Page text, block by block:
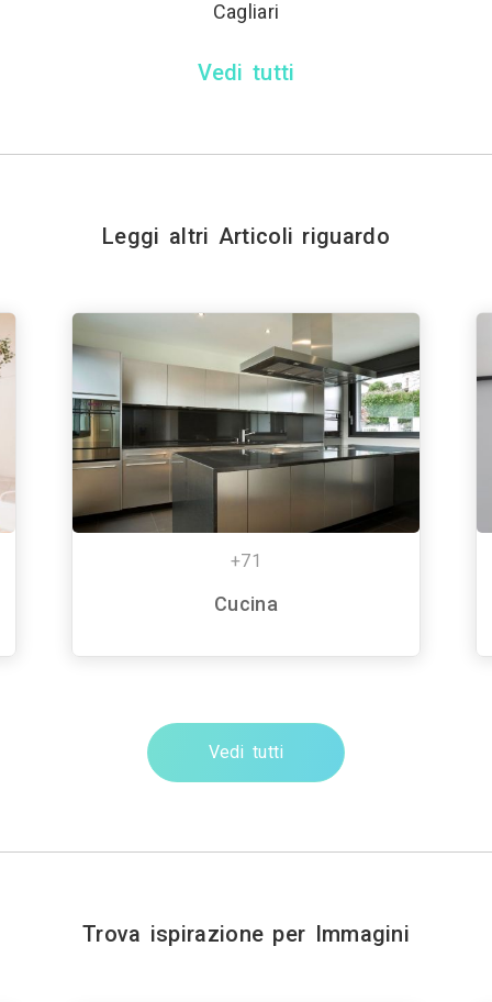
Cagliari
Vedi tutti
Leggi altri Articoli riguardo
+71
Cucina
Vedi tutti
Trova ispirazione per Immagini